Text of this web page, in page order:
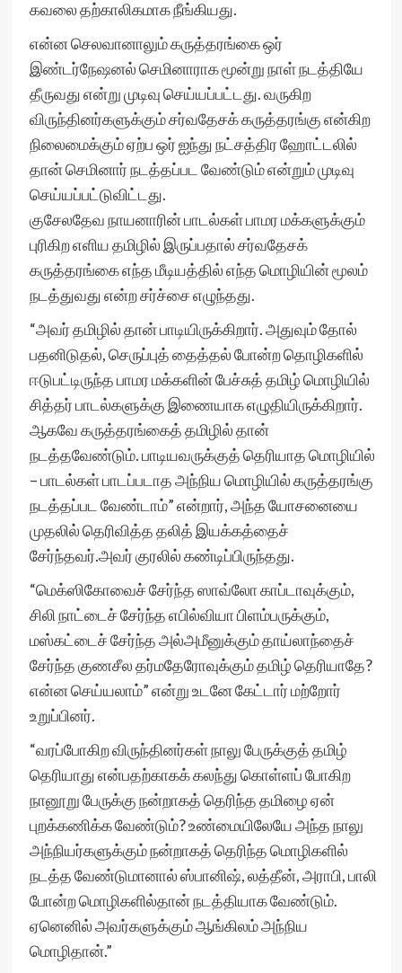
கவலை தற்காலிகமாக நீங்கியது.
என்ன செலவானாலும் கருத்தரங்கை ஒர்
இண்டர்நேஷனல் செமினாராக மூன்று நாள் நடத்தியே
தீருவது என்று முடிவு செய்யப்பட்டது. வருகிற
விருந்தினர்களுக்கும் சர்வதேசக் கருத்தரங்கு என்கிற
நிலைமைக்கும் ஏற்ப ஒர் ஐந்து நட்சத்திர ஹோட்டலில்
தான் செமினார் நடத்தப்பட வேண்டும் என்றும் முடிவு
செய்யப்பட்டுவிட்டது.
குசேலதேவ நாயனாரின் பாடல்கள் பாமர மக்களுக்கும்
புரிகிற எளிய தமிழில் இருப்பதால் சர்வதேசக்
கருத்தரங்கை எந்த மீடியத்தில் எந்த மொழியின் மூலம்
நடத்துவது என்ற சர்ச்சை எழுந்தது.
“அவர் தமிழில் தான் பாடியிருக்கிறார். அதுவும் தோல்
பதனிடுதல், செருப்புத் தைத்தல் போன்ற தொழிகளில்
ஈடுபட்டிருந்த பாமர மக்களின் பேச்சுத் தமிழ் மொழியில்
சித்தர் பாடல்களுக்கு இணையாக எழுதியிருக்கிறார்.
ஆகவே கருத்தரங்கைத் தமிழில் தான்
நடத்தவேண்டும். பாடியவருக்குத் தெரியாத மொழியில்
– பாடல்கள் பாடப்படாத அந்நிய மொழியில் கருத்தரங்கு
நடத்தப்பட வேண்டாம்” என்றார், அந்த யோசனையை
முதலில் தெரிவித்த தலித் இயக்கத்தைச்
சேர்ந்தவர்.அவர் குரலில் கண்டிப்பிருந்தது.
“மெக்ஸிகோவைச் சேர்ந்த ஸாவ்லோ காப்டாவுக்கும்,
சிலி நாட்டைச் சேர்ந்த எபில்வியா பிளம்பருக்கும்,
மஸ்கட்டைச் சேர்ந்த அல்அமீனுக்கும் தாய்லாந்தைச்
சேர்ந்த குணசீல தர்மதேரோவுக்கும் தமிழ் தெரியாதே?
என்ன செய்யலாம்” என்று உடனே கேட்டார் மற்றோர்
உறுப்பினர்.
“வரப்போகிற விருந்தினர்கள் நாலு பேருக்குத் தமிழ்
தெரியாது என்பதற்காகக் கலந்து கொள்ளப் போகிற
நானூறு பேருக்கு நன்றாகத் தெரிந்த தமிழை ஏன்
புறக்கணிக்க வேண்டும்? உண்மையிலேயே அந்த நாலு
அந்நியர்களுக்கும் நன்றாகத் தெரிந்த மொழிகளில்
நடத்த வேண்டுமானால் ஸ்பானிஷ், லத்தீன், அராபி, பாலி
போன்ற மொழிகளில்தான் நடத்தியாக வேண்டும்.
ஏனெனில் அவர்களுக்கும் ஆங்கிலம் அந்நிய
மொழிதான்.”